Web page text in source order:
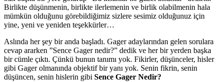
Birlikte düşünmenin, birlikte ilerlemenin ve birlik olabilmenin hala
mümkün olduğunu görebildiğimiz sizlere sesimiz olduğunuz için
yine, yeni ve yeniden teşekkürler…
Aslında her şey bir anda başladı. Gager adaylarından gelen sorulara
cevap ararken ”Sence Gager nedir?” dedik ve her bir yerden başka
bir cümle çıktı. Çünkü bunun tanımı yok. Fikirler, düşünceler, hisler
gibi Gager olmanında objektif bir yanı yok. Senin fikrin, senin
düşüncen, senin hislerin gibi Sence Gager Nedir?